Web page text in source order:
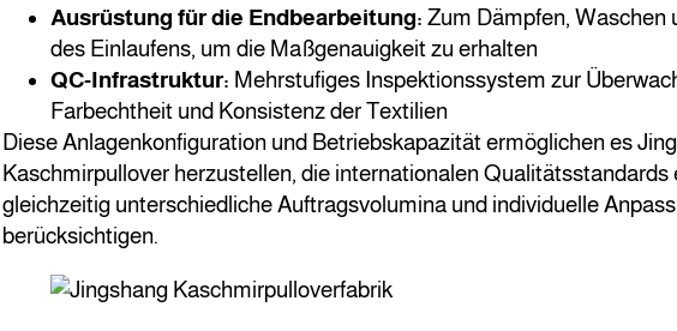
Ausrüstung für die Endbearbeitung: Zum Dämpfen, Waschen
des Einlaufens, um die Maßgenauigkeit zu erhalten
QC-Infrastruktur: Mehrstufiges Inspektionssystem zur
Farbechtheit und Konsistenz der Textilien
Diese Anlagenkonfiguration und Betriebskapazität ermöglichen es
Kaschmirpullover herzustellen, die internationalen Qualitätsstandards
gleichzeitig unterschiedliche Auftragsvolumina und individuelle
berücksichtigen.